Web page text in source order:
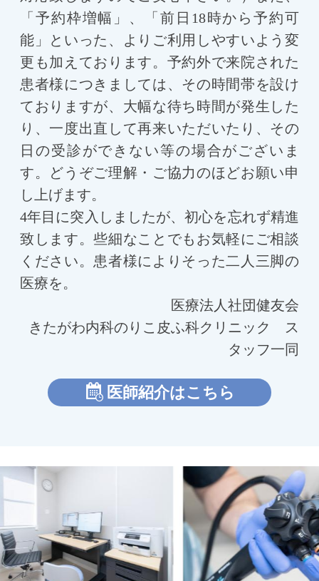
「予約枠増幅」、「前日18時から予約可
能」といった、よりご利用しやすいよう変
更も加えております。予約外で来院された
患者様につきましては、その時間帯を設け
ておりますが、大幅な待ち時間が発生した
り、一度出直して再来いただいたり、その
日の受診ができない等の場合がございま
す。どうぞご理解・ご協力のほどお願い申
し上げます。
4年目に突入しましたが、初心を忘れず精進
致します。些細なことでもお気軽にご相談
ください。患者様によりそった二人三脚の
医療を。
医療法人社団健友会
きたがわ内科のりこ皮ふ科クリニック ス
タッフ一同
医師紹介はこちら